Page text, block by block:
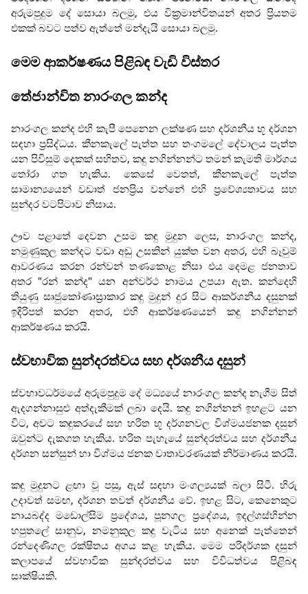
අරුමපුදුම දේ සොයා බලමු, එය වික්‍රමාන්විතයන් අතර ප්‍රියතම
එකක් බවට පත්ව ඇත්තේ මන්දැයි සොයා බලමු.
මෙම ආකර්ෂණය පිළිබඳ වැඩි විස්තර
තේජාන්විත නාරංගල කන්ද
නාරංගල කන්ද එහි කැපී පෙනෙන ලක්ෂණ සහ දර්ශනීය භූ දර්ශන
සඳහා ප්‍රසිද්ධය. කීනකැලේ පැත්ත සහ තංගමලේ දේවාලය පැත්ත
යන පිවිසුම් දෙකක් සහිතව, කඳු නගින්නන්ට තමන් කැමති මාර්ගය
තෝරා ගත හැකිය. කෙසේ වෙතත්, කීනකැලේ පැත්ත
සාමාන්‍යයෙන් වඩාත් ජනප්‍රිය වන්නේ එහි ප්‍රවේශ්‍යතාවය සහ
සුන්දර වටපිටාව නිසාය.
ඌව පළාතේ දෙවන උසම කඳු මුදුන ලෙස, නාරංගල කන්ද,
නමුණුකුල කන්දට වඩා අඩු උසකින් යුක්ත වන අතර, එහි බෑවුම්
ආවරණය කරන රන්වන් තණකොළ නිසා එය දෙමළ ජනතාව
අතර "රන් කන්ද" යන අන්වර්ථ නාමය උපයා ඇත. කන්දෙහි
තියුණු සෘජුකෝණාස්‍රාකාර කඳු මුදුන් දුර සිට ආකර්ශනීය දසුනක්
ඉදිරිපත් කරන අතර, එහි ආකර්ෂණයෙන් කඳු නගින්නන්
ආකර්ෂණය කරයි.
ස්වභාවික සුන්දරත්වය සහ දර්ශනීය දසුන්
ස්වභාවධර්මයේ අරුමපුදුම දේ මධ්‍යයේ නාරංගල කන්ද නැගීම සිත්
ඇදගන්නාසුළු අත්දැකීමක් ලබා දෙයි. කඳු නගින්නන් ඉහළට යන
විට, අවට කඳුකරයේ සහ හරිත භූ දර්ශනවල විශ්මයජනක දසුන්
ඔවුන්ට දැකගත හැකිය. හරිත පැහැයේ සුන්දරත්වය සහ දර්ශනීය
දර්ශන සන්සුන් හා විශ්මය ජනක වාතාවරණයක් නිර්මාණය කරයි.
කඳු මුදුනට ළඟා වූ පසු, ඇස් සඳහා මංගල්‍යයක් බලා සිටී. හිරු
උදාවත් සමඟ, දර්ශන තවත් දර්ශනීය වේ. ඉහළ සිට, කෙනෙකුට
නායබද්ද මඩොල්සිම ප්‍රදේශය, පූනගල ප්‍රදේශය, ඉදල්ගස්හින්න
හපුතලේ සානුව, නමනුකුල කඳු වැටිය සහ අනෙක් පැත්තෙන්
රන්දෙණිගල රක්ෂිතය අගය කළ හැකිය. මෙම පරිදර්ශක දසුන්
කලාපයේ ස්වභාවික සුන්දරත්වය සහ විවිධත්වය පිළිබඳ
සාක්ෂියකි.